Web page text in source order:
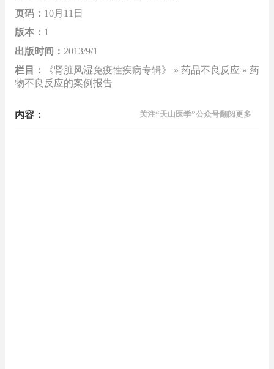
页码： 10月11日
版本： 1
出版时间： 2013/9/1
栏目：
《肾脏风湿免疫性疾病专辑》 » 药品不良反应 » 药
物不良反应的案例报告
内容： 关注“天山医学”公众号翻阅更多